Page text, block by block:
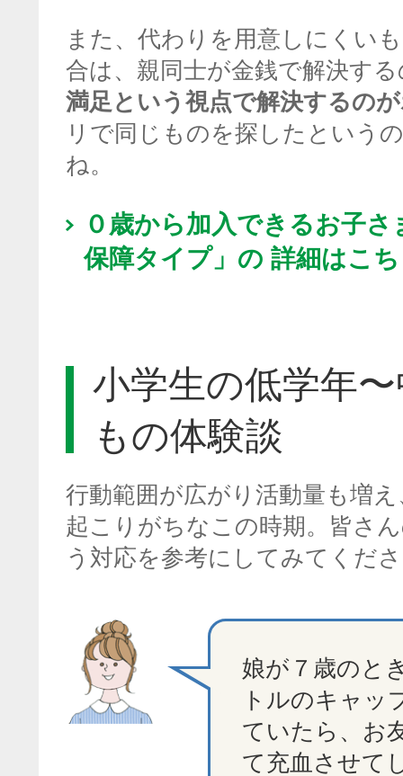
また、代わりを用意しにくい
合は、親同士が金銭で解決す
満足という視点で解決するの
リで同じものを探したという
ね。
０歳から加入できるお子
保障タイプ」の 詳細はこ
小学生の低学年
もの体験談
行動範囲が広がり活動量も増
起こりがちなこの時期。皆さ
う対応を参考にしてみてくだ
娘が７歳のと
トルのキャッ
ていたら、お
て充血させて